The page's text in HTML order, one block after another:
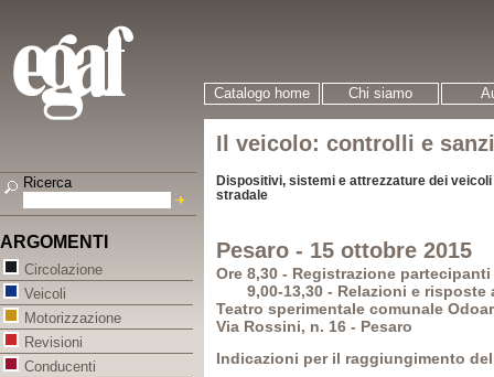
Catalogo home Chi siamo
Il veicolo: controlli e
Dispositivi, sistemi e attrezzature dei
stradale
Pesaro - 15 ottobre 2015
Ore 8,30 - Registrazione partecipanti
9,00-13,30 - Relazioni e risposte
Teatro sperimentale comunale
Via Rossini, n. 16 - Pesaro
Indicazioni per il raggiungimento
Ricerca
ARGOMENTI
Circolazione
Veicoli
Motorizzazione
Revisioni
Conducenti